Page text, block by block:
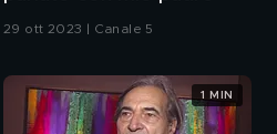
29 ott 2023 | Canale 5
1 MIN